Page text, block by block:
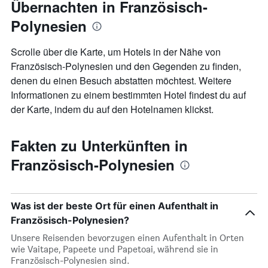
Übernachten in Französisch-
Polynesien
Scrolle über die Karte, um Hotels in der Nähe von
Französisch-Polynesien und den Gegenden zu finden,
denen du einen Besuch abstatten möchtest. Weitere
Informationen zu einem bestimmten Hotel findest du auf
der Karte, indem du auf den Hotelnamen klickst.
Fakten zu Unterkünften in
Französisch-Polynesien
Was ist der beste Ort für einen Aufenthalt in
Französisch-Polynesien?
Unsere Reisenden bevorzugen einen Aufenthalt in Orten
wie Vaitape, Papeete und Papetoai, während sie in
Französisch-Polynesien sind.